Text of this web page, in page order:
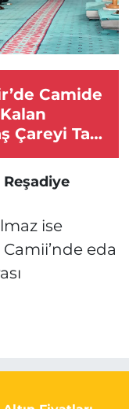
Camide
Çareyi Taş
Reşadiye
ise
eda